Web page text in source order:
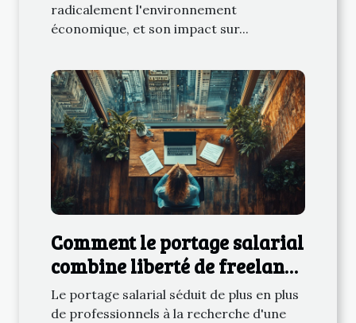
radicalement l'environnement
économique, et son impact sur...
Comment le portage salarial
combine liberté de freelance
et sécurité du CDI
Le portage salarial séduit de plus en plus
de professionnels à la recherche d'une